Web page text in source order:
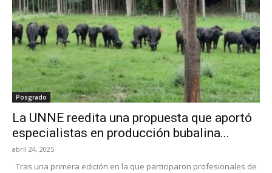
Posgrado
La UNNE reedita una propuesta que aportó
especialistas en producción bubalina...
abril 24, 2025
Tras una primera edición en la que participaron profesionales de